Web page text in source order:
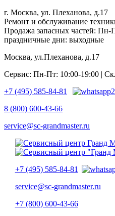
г. Москва, ул. Плеханова, д.17
Ремонт и обслуживание
Продажа запасных частей: Пн-
праздничные дни: выходные
Москва, ул.Плеханова, д.17
Сервис: Пн-Пт: 10:00-19:00 |
+7 (495) 585-84-81
8 (800) 600-43-66
service@sc-grandmaster.ru
+7 (495) 585-84-81
service@sc-grandmaster.ru
+7 (800) 600-43-66